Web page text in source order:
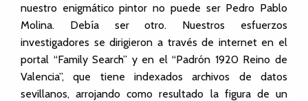
nuestro enigmático pintor no puede ser Pedro Pablo
Molina. Debía ser otro. Nuestros esfuerzos
investigadores se dirigieron a través de internet en el
portal “Family Search” y en el “Padrón 1920 Reino de
Valencia”, que tiene indexados archivos de datos
sevillanos, arrojando como resultado la figura de un